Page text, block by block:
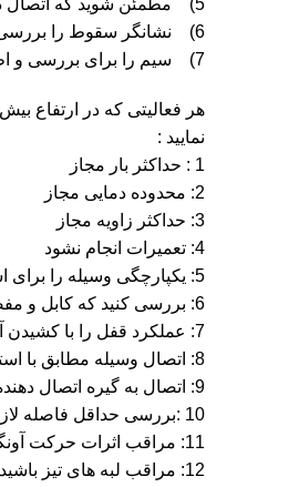
5) مطمئن شوید که اتصال دهنده ها به درستی قفل شده باشند و حرکت اهرم ها آزادانه و مؤثر باشد.
6) نشانگر سقوط را بررسی کنید. توجه : وسایل با اندیکاتور سقوط فعال استفاده نشود.
7) سیم را برای بررسی و اطمینان از عملکرد درست ،بیرون بکشید و مفصل گردان را نیز بررسی نمایید. نشانه های خوردگی و یا آسیب را بررسی کنید.
نمایید :
1 : حداکثر بار مجاز
2: محدوده دمایی مجاز
3: حداکثر زاویه مجاز
4: تعمیرات انجام نشود
5: یکپارچگی وسیله را برای استفاده بررسی کنید.
6: بررسی کنید که کابل و مفصل گردان وضعیت صحیحی داشته باشد.
7: عملکرد قفل را با کشیدن آزمایشی سیم آزمایش کنید.
8: اتصال وسیله مطابق با استاندارد EN 795 باید فقط به نقطه لنگرگاه(تکیه گاه) وصل باشد.
9: اتصال به گیره اتصال دهنده سقوط مطابق با EN 361
10 :بررسی حداقل فاصله لازم زیر پای اپراتور
11: مراقب اثرات حرکت آونگی (رفت و آمدی) باشید.
12: مراقب لبه های تیز باشید.